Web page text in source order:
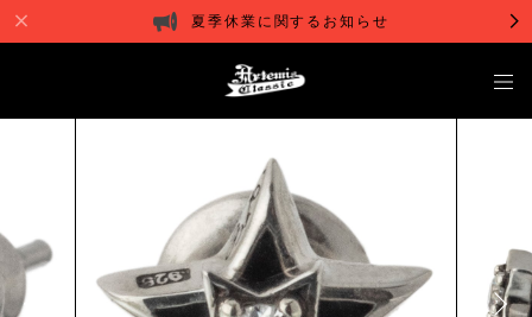
夏季休業に関するお知らせ